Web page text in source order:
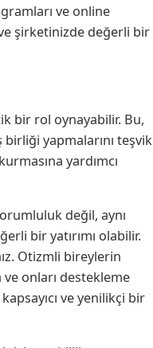
ve online
şirketinizde değerli bir
bir rol oynayabilir. Bu,
yapmalarını teşvik
yardımcı
değil, aynı
bir yatırımı olabilir.
Otizmli bireylerin
onları destekleme
ve yenilikçi bir